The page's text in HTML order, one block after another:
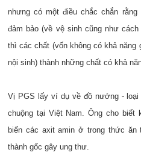
nhưng có một điều chắc chắn
đảm bảo (về vệ sinh cũng như
thì các chất (vốn không có khả năng
nội sinh) thành những chất có khả
Vị PGS lấy ví dụ về đồ nướng -
chuộng tại Việt Nam. Ông cho
biến các axit amin ở trong thức
thành gốc gây ung thư.